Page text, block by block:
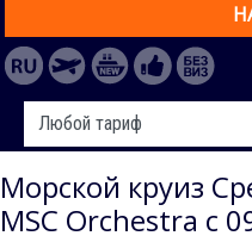
Морской круиз
MSC Orchestra с